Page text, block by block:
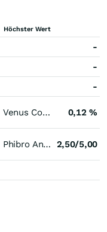
Höchster Wert
-
-
-
Venus Concept 0,12 %
Phibro Animal Health Registered (A) 2,50/5,00